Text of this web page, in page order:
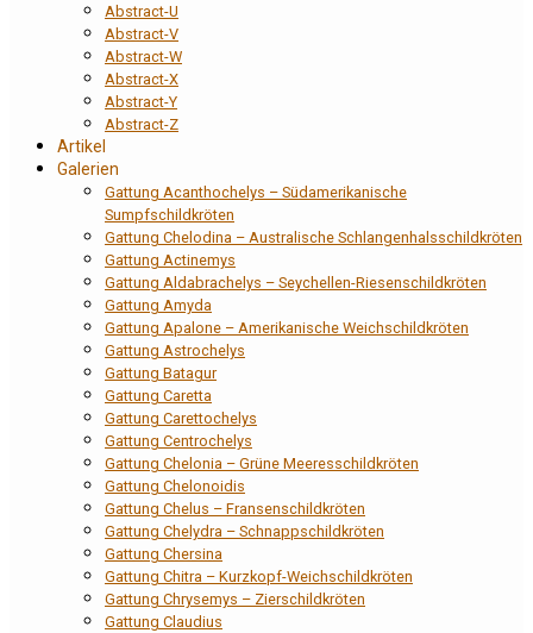
Abstract-U
Abstract-V
Abstract-W
Abstract-X
Abstract-Y
Abstract-Z
Artikel
Galerien
Gattung Acanthochelys – Südamerikanische
Sumpfschildkröten
Gattung Chelodina – Australische Schlangenhalsschildkröten
Gattung Actinemys
Gattung Aldabrachelys – Seychellen-Riesenschildkröten
Gattung Amyda
Gattung Apalone – Amerikanische Weichschildkröten
Gattung Astrochelys
Gattung Batagur
Gattung Caretta
Gattung Carettochelys
Gattung Centrochelys
Gattung Chelonia – Grüne Meeresschildkröten
Gattung Chelonoidis
Gattung Chelus – Fransenschildkröten
Gattung Chelydra – Schnappschildkröten
Gattung Chersina
Gattung Chitra – Kurzkopf-Weichschildkröten
Gattung Chrysemys – Zierschildkröten
Gattung Claudius